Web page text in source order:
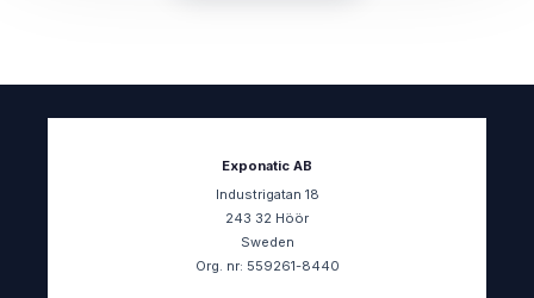
Exponatic AB
Industrigatan 18
243 32 Höör
Sweden
Org. nr: 559261-8440